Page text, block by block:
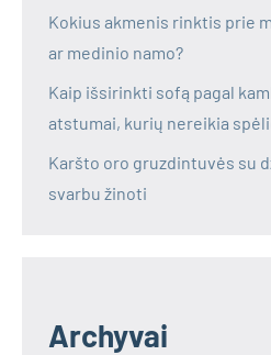
Kokius akmenis rinktis prie
ar medinio namo?
Kaip išsirinkti sofą pagal
atstumai, kurių nereikia
Karšto oro gruzdintuvės su
svarbu žinoti
Archyvai